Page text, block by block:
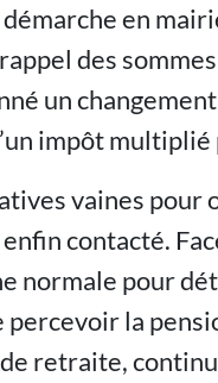
en
des
un
impôt
vaines pour
contacté.
normale pour
percevoir la
retraite,